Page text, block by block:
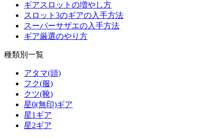
ギアスロットの増やし方
スロット3のギアの入手方法
スーパーサザエの入手方法
ギア厳選のやり方
種類別一覧
アタマ(頭)
フク(服)
クツ(靴)
星0(無印)ギア
星1ギア
星2ギア